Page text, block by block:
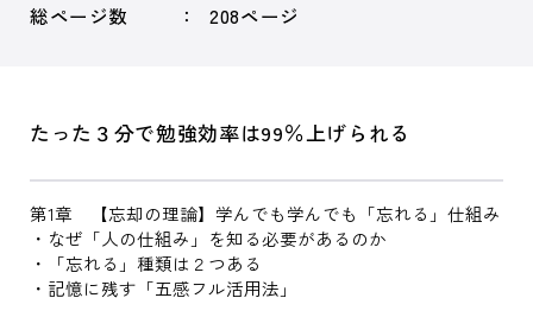
総ページ数 208ページ
たった３分で勉強効率は99％上げられる
第1章 【忘却の理論】学んでも学んでも「忘れる」仕組み
・なぜ「人の仕組み」を知る必要があるのか
・「忘れる」種類は２つある
・記憶に残す「五感フル活用法」